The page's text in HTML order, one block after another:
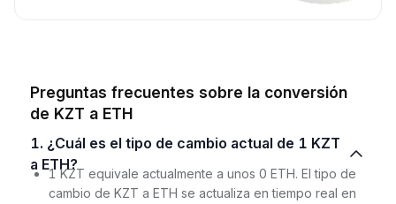
Preguntas frecuentes sobre la conversión
de KZT a ETH
1. ¿Cuál es el tipo de cambio actual de 1 KZT
a ETH?
1 KZT equivale actualmente a unos 0 ETH. El tipo de
cambio de KZT a ETH se actualiza en tiempo real en